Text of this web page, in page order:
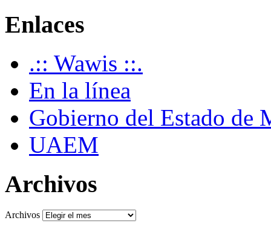
Enlaces
.:: Wawis ::.
En la línea
Gobierno del Estado de
UAEM
Archivos
Archivos